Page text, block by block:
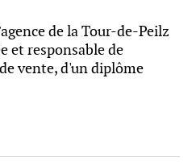
de la Tour-de-Peilz
et responsable de
vente, d'un diplôme